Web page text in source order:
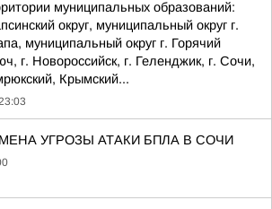
муниципальных образований:
округ, муниципальный округ г.
муниципальный округ г. Горячий
г. Новороссийск, г. Геленджик, г. Сочи,
Крымский...
УГРОЗЫ АТАКИ БПЛА В СОЧИ